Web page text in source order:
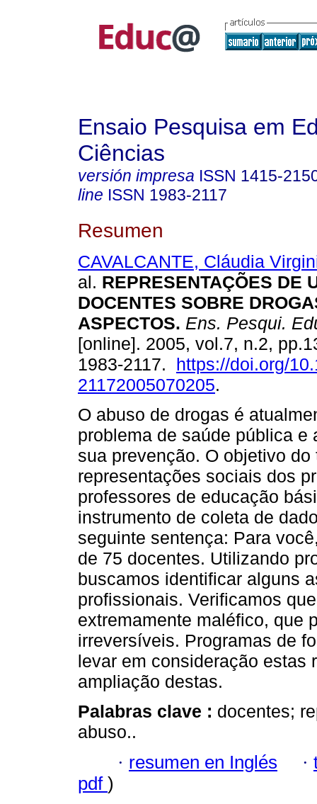
Ensaio Pesquisa em
Ciências
versión impresa ISSN 1415-
line ISSN 1983-2117
Resumen
CAVALCANTE, Cláudia
al. REPRESENTAÇÕES DE
DOCENTES SOBRE
ASPECTOS. Ens. Pesqui.
[online]. 2005, vol.7, n.2,
1983-2117. https://doi.org/
21172005070205.
O abuso de drogas é
problema de saúde pública
sua prevenção. O objetivo
representações sociais dos
professores de educação
instrumento de coleta de
seguinte sentença: Para
de 75 docentes. Utilizando
buscamos identificar alguns
profissionais. Verificamos
extremamente maléfico, que
irreversíveis. Programas de
levar em consideração estas
ampliação destas.
Palabras clave : docentes;
abuso..
· resumen en Inglés ·
pdf )